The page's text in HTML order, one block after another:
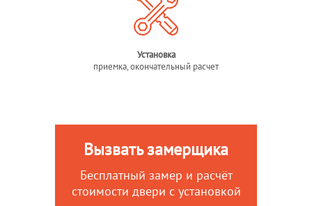
Установка
приемка, окончательный расчет
Вызвать замерщика
Бесплатный замер и расчёт
стоимости двери с установкой